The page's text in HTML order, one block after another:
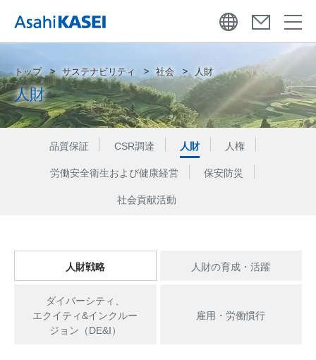
トップ サステナビリティ 社会 人財
人財
品質保証 CSR調達 人財 人権
労働安全衛生および健康経営 保安防災
社会貢献活動
人財戦略 人財の育成・活躍
ダイバーシティ、
エクイティ&インクルー
ジョン（DE&I）
雇用・労働慣行